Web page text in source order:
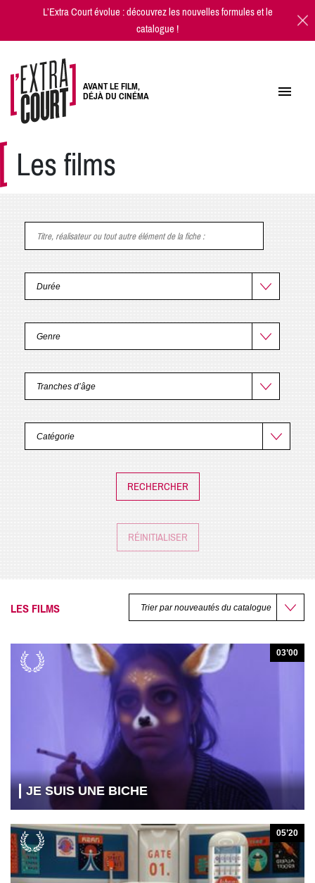
L’Extra Court évolue : découvrez lesnouvelles formulesetle
catalogue!
AVANT LE FILM,
DÉJÀ DU CINÉMA
Les films
Titre, réalisateur ou tout autre élément de la fiche:
RÉINITIALISER
LES FILMS
JE SUIS UNE BICHE
03’00
05’20